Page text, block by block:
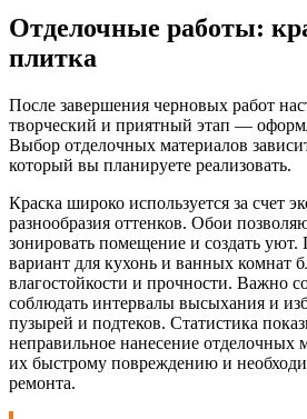
Отделочные работы:
плитка
После завершения черновых работ
творческий и приятный этап —
Выбор отделочных материалов
который вы планируете реализовать.
Краска широко используется за счет
разнообразия оттенков. Обои
зонировать помещение и создать
вариант для кухонь и ванных комнат
влагостойкости и прочности. Важно
соблюдать интервалы высыхания и
пузырей и подтеков. Статистика
неправильное нанесение отделочных
их быстрому повреждению и
ремонта.